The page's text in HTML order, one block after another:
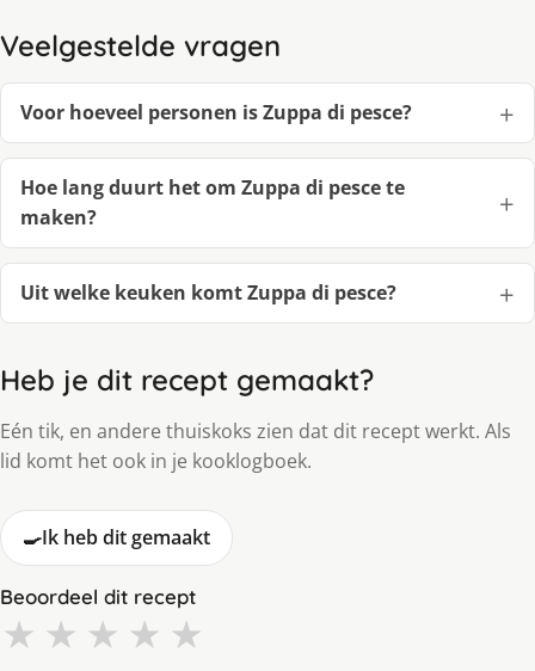
Veelgestelde vragen
Voor hoeveel personen is Zuppa di pesce?
Hoe lang duurt het om Zuppa di pesce te
maken?
Uit welke keuken komt Zuppa di pesce?
Heb je dit recept gemaakt?
Eén tik, en andere thuiskoks zien dat dit recept werkt. Als
lid komt het ook in je kooklogboek.
🍳Ik heb dit gemaakt
Beoordeel dit recept
★ ★ ★ ★ ★